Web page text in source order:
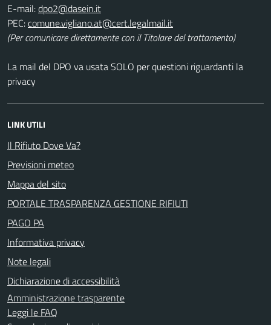
E-mail:
PEC:
(Per comunicare direttamente con il Titolare del trattamento)
La mail del DPO va usata SOLO per questioni riguardanti la
privacy
LINK UTILI
Il Rifiuto Dove Va?
Previsioni meteo
Mappa del sito
PORTALE TRASPARENZA GESTIONE RIFIUTI
PAGO PA
Informativa privacy
Note legali
Dichiarazione di accessibilità
Amministrazione trasparente
Leggi le FAQ